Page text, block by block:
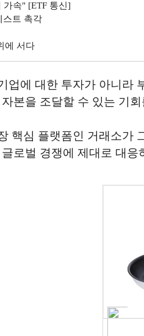
속" [ETF 통신]
스트 촉각
에 서다
업에 대한 투자가 아니
본을 조달할 수 있는 기
핵심 플랫폼인 거래소가
로벌 경쟁에 제대로 대